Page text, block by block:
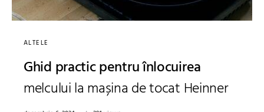
ALTELE
Ghid practic pentru înlocuirea
melcului la mașina de tocat Heinner